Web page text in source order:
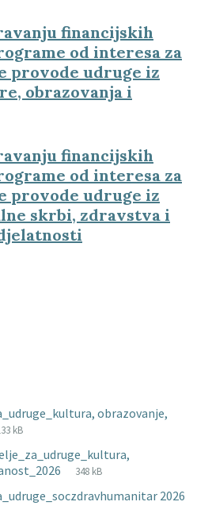
financijskih
od interesa za
provode udruge iz
obrazovanja i
financijskih
od interesa za
provode udruge iz
skrbi, zdravstva i
obrazovanje,
kB
File
pdf
File
348 kB
2026